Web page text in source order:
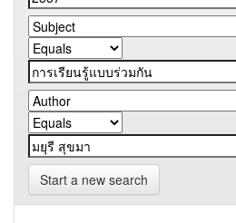
Start a new search